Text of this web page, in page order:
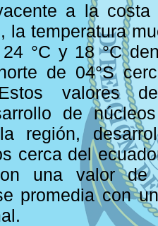
a la costa
la temperatura
°C y 18 °C
de 04°S
valores
de
región,
cerca del
una valor
promedia con